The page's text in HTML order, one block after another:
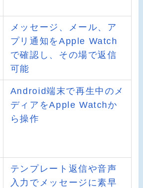
メッセージ、メール、ア
プリ通知をApple Watch
で確認し、その場で返信
可能
Android端末で再生中のメ
ディアをApple Watchか
ら操作
テンプレート返信や音声
入力でメッセージに素早